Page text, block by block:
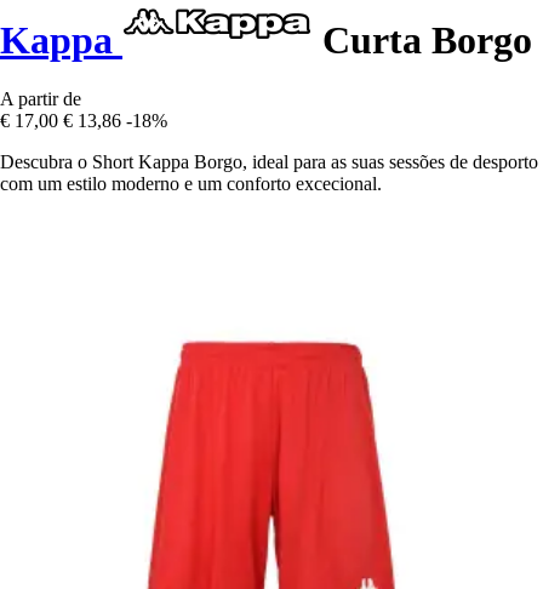
Kappa Curta Borgo
A partir de
€ 17,00 € 13,86 -18%
Descubra o Short Kappa Borgo, ideal para as suas sessões de desporto
com um estilo moderno e um conforto excecional.